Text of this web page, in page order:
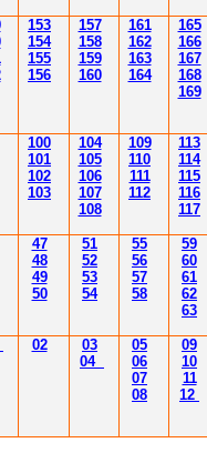
153
154
155
156
157
158
159
160
161
162
163
164
165
166
167
168
169
100
101
102
103
104
105
106
107
108
109
110
111
112
113
114
115
116
117
47
48
49
50
51
52
53
54
55
56
57
58
59
60
61
62
63
02
03
04
05
06
07
08
09
10
11
12